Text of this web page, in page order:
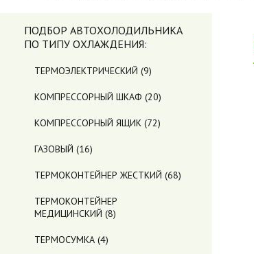
ПОДБОР АВТОХОЛОДИЛЬНИКА
ПО ТИПУ ОХЛАЖДЕНИЯ:
ТЕРМОЭЛЕКТРИЧЕСКИЙ (9)
КОМПРЕССОРНЫЙ ШКАФ (20)
КОМПРЕССОРНЫЙ ЯЩИК (72)
ГАЗОВЫЙ (16)
ТЕРМОКОНТЕЙНЕР ЖЕСТКИЙ (68)
ТЕРМОКОНТЕЙНЕР
МЕДИЦИНСКИЙ (8)
ТЕРМОСУМКА (4)